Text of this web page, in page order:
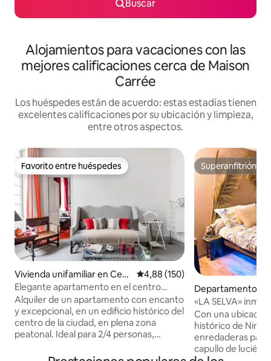
Buscar
Alojamientos para vacaciones con las
mejores calificaciones cerca de Maison
Carrée
Los huéspedes están de acuerdo: estas estadías tienen
excelentes calificaciones por su ubicación y limpieza,
entre otros aspectos.
Favorito entre huéspedes
Favorito entre huéspedes
Vivienda unifamiliar en Cent
re Ville Nimes
Calificación promedio: 4,88 de
4,88 (150)
Elegante apartamento en el centro
histórico
Alquiler de un apartamento con encanto
y excepcional, en un edificio histórico del
centro de la ciudad, en plena zona
peatonal. Ideal para 2/4 personas,
pequeños. Este amplio apartamento de
Superanfitrión
Superanfitrión
Departamento
ille Nimes
«LA SELVA» inmersión en el corazón de
NIMES🍃🦍
Con una
histórico de
enredaderas para
capullo de